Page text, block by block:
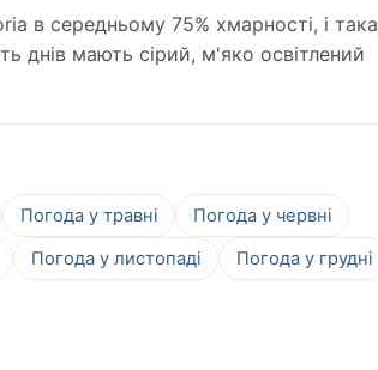
в середньому 75% хмарності, і така
днів мають сірий, м'яко освітлений
Погода у травні
Погода у червні
Погода у листопаді Погода у грудні